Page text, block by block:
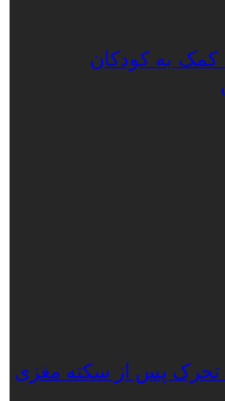
کمک به کودکان